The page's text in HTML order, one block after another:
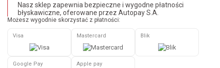
Nasz sklep zapewnia bezpieczne i wygodne płatności
błyskawiczne, oferowane przez Autopay S.A.
Możesz wygodnie skorzystać z płatności:
Visa Mastercard Blik
Google Pay Apple pay